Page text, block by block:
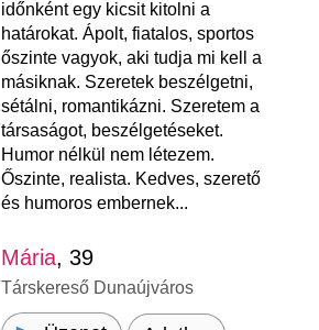
időnként egy kicsit kitolni a
határokat. Ápolt, fiatalos, sportos
őszinte vagyok, aki tudja mi kell a
másiknak. Szeretek beszélgetni,
sétálni, romantikázni. Szeretem a
társaságot, beszélgetéseket.
Humor nélkül nem létezem.
Őszinte, realista. Kedves, szerető
és humoros embernek...
Mária, 39
Társkereső Dunaújváros